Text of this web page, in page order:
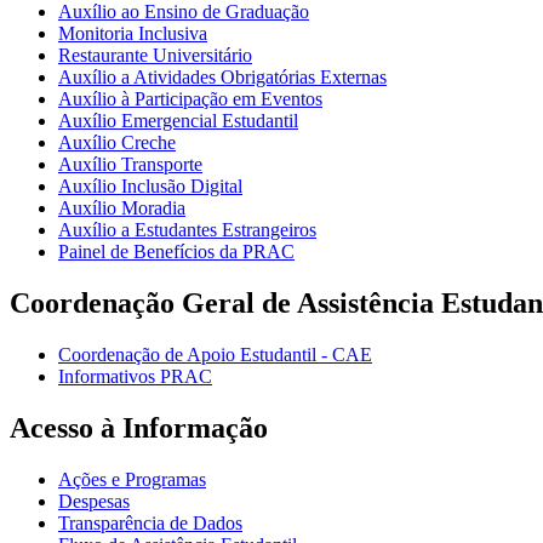
Auxílio ao Ensino de Graduação
Monitoria Inclusiva
Restaurante Universitário
Auxílio a Atividades Obrigatórias Externas
Auxílio à Participação em Eventos
Auxílio Emergencial Estudantil
Auxílio Creche
Auxílio Transporte
Auxílio Inclusão Digital
Auxílio Moradia
Auxílio a Estudantes Estrangeiros
Painel de Benefícios da PRAC
Coordenação Geral de Assistência
Coordenação de Apoio Estudantil - CAE
Informativos PRAC
Acesso à Informação
Ações e Programas
Despesas
Transparência de Dados